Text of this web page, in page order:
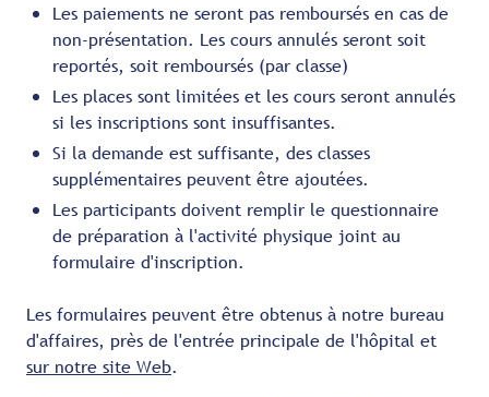
Les paiements ne seront pas remboursés en cas de
non-présentation. Les cours annulés seront soit
reportés, soit remboursés (par classe)
Les places sont limitées et les cours seront annulés
si les inscriptions sont insuffisantes.
Si la demande est suffisante, des classes
supplémentaires peuvent être ajoutées.
Les participants doivent remplir le questionnaire
de préparation à l'activité physique joint au
formulaire d'inscription.
Les formulaires peuvent être obtenus à notre bureau
d'affaires, près de l'entrée principale de l'hôpital et
sur notre site Web.